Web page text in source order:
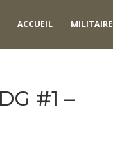
ACCUEIL MILITAIRE
#1 –